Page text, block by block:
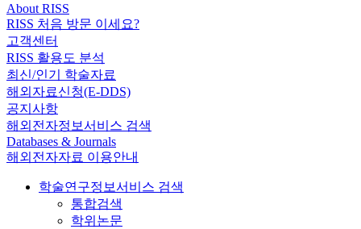
About RISS
RISS 처음 방문 이세요?
고객센터
RISS 활용도 분석
최신/인기 학술자료
해외자료신청(E-DDS)
공지사항
해외전자정보서비스 검색
Databases & Journals
해외전자자료 이용안내
학술연구정보서비스 검색
통합검색
학위논문